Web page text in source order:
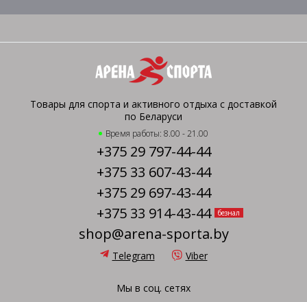
Товары для спорта и активного отдыха с доставкой
по Беларуси
Время работы: 8.00 - 21.00
+375 29 797-44-44
+375 33 607-43-44
+375 29 697-43-44
+375 33 914-43-44
безнал
shop@arena-sporta.by
Telegram Viber
Мы в соц. сетях